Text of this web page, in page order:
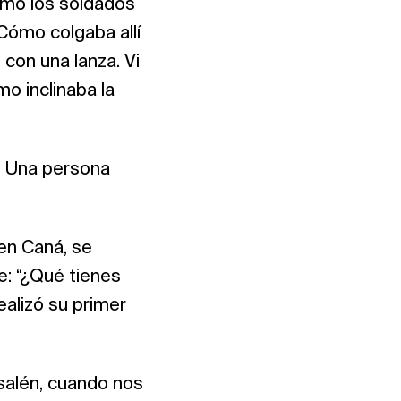
los soldados
colgaba allí
una lanza. Vi
inclinaba la
persona
Caná, se
“¿Qué tienes
su primer
cuando nos